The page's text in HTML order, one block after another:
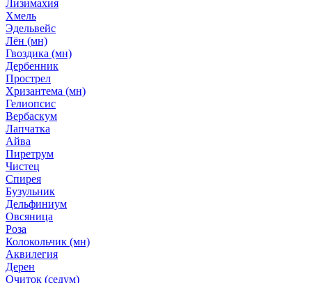
Лизимахия
Хмель
Эдельвейс
Лён (мн)
Гвоздика (мн)
Дербенник
Прострел
Хризантема (мн)
Гелиопсис
Вербаскум
Лапчатка
Айва
Пиретрум
Чистец
Спирея
Бузульник
Дельфиниум
Овсяница
Роза
Колокольчик (мн)
Аквилегия
Дерен
Очиток (седум)